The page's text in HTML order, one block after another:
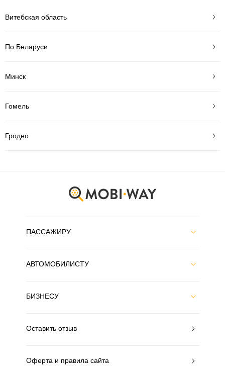
Витебская область
По Беларуси
Минск
Гомель
Гродно
ПАССАЖИРУ
АВТОМОБИЛИСТУ
БИЗНЕСУ
Оставить отзыв
Оферта и правила сайта